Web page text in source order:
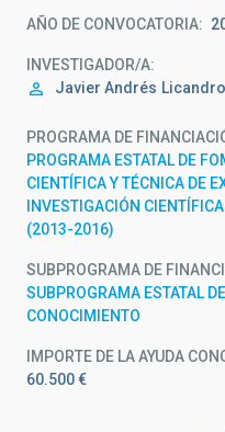
AÑO DE CONVOCATORIA
INVESTIGADOR/A
Javier Andrés
PROGRAMA DE
PROGRAMA ESTATAL DE
CIENTÍFICA Y TÉCNICA DE
INVESTIGACIÓN
(2013-2016)
SUBPROGRAMA DE
SUBPROGRAMA ESTATAL
CONOCIMIENTO
IMPORTE DE LA AYUDA
60.500 €